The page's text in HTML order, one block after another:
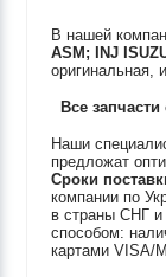
В нашей
ASM; INJ
оригинальная,
Все
Наши
предложат
Сроки
компании по
в страны СНГ
способом:
картами VISA/